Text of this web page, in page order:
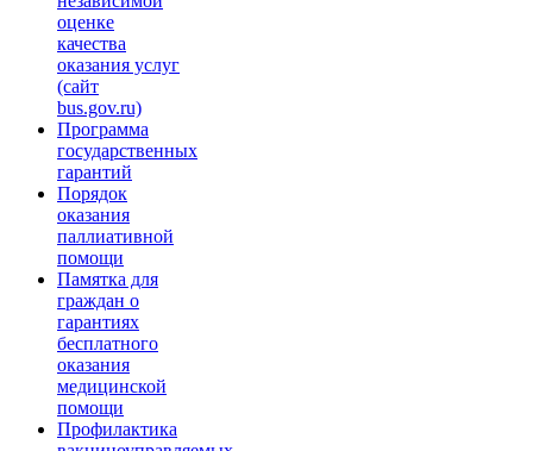
оценке
качества
оказания услуг
(сайт
bus.gov.ru)
Программа
государственных
гарантий
Порядок
оказания
паллиативной
помощи
Памятка для
граждан о
гарантиях
бесплатного
оказания
медицинской
помощи
Профилактика